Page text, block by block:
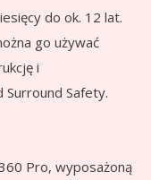
do ok. 12 lat.
go używać
i
Surround Safety.
Pro, wyposażoną